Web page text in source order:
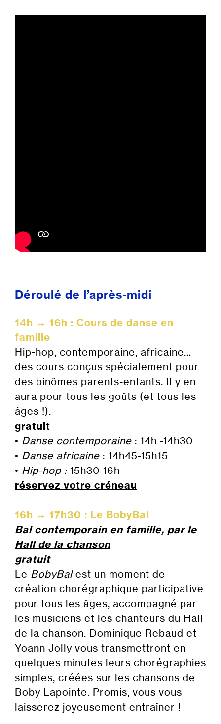
Déroulé de l’après-midi
14h → 16h : Cours de danse en
famille
Hip-hop, contemporaine, africaine…
des cours conçus spécialement pour
des binômes parents-enfants. Il y en
aura pour tous les goûts (et tous les
âges !).
gratuit
• Danse contemporaine : 14h -14h30
• Danse africaine : 14h45-15h15
• Hip-hop :15h30-16h
réservez votre créneau
16h → 17h30 : Le BobyBal
Bal contemporain en famille, par le
Hall de la chanson
gratuit
Le BobyBalest un moment de
création chorégraphique participative
pour tous les âges, accompagné par
les musiciens et les chanteurs du Hall
de la chanson. Dominique Rebaud et
Yoann Jolly vous transmettront en
quelques minutes leurs chorégraphies
simples, créées sur les chansons de
Boby Lapointe. Promis, vous vous
laisserez joyeusement entraîner !